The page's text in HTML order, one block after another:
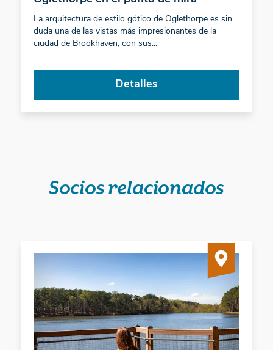
La arquitectura de estilo gótico de Oglethorpe es sin
duda una de las vistas más impresionantes de la
ciudad de Brookhaven, con sus...
Detalles
Socios relacionados